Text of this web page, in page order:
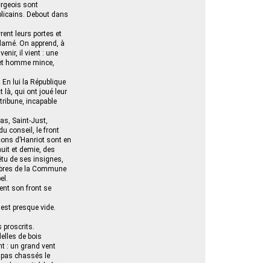
sont
Debout dans
leurs portes et
On apprend, à
il vient : une
homme mince,
lui la République
là, qui ont joué leur
incapable
Saint-Just,
conseil, le front
d’Hanriot sont en
et demie, des
de ses insignes,
de la Commune
son front se
presque vide.
proscrits.
de bois
: un grand vent
pas chassés le